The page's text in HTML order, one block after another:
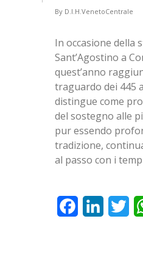
By D.I.H.VenetoCentrale
In occasione della
Sant’Agostino a
quest’anno
traguardo dei 445
distingue come
del sostegno alle
pur essendo
tradizione,
al passo con i
FacebookLinkedIn